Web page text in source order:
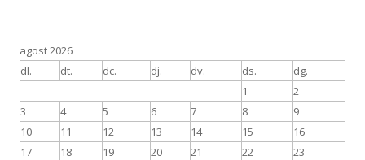
agost 2026
dl.
dt. dc. dj. dv. ds. dg.
1
2
3
4 5 6 7 8
9
10
11 12 13 14 15
16
17
18 19 20 21 22
23